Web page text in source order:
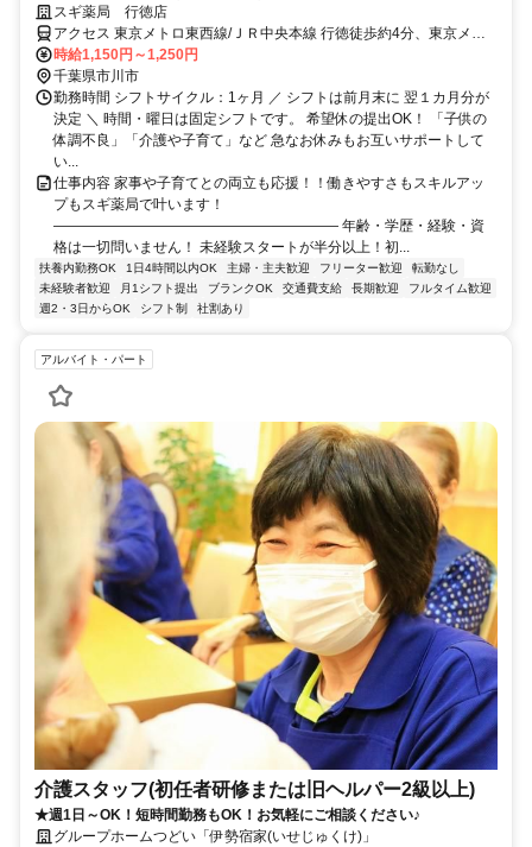
スギ薬局 行徳店
アクセス 東京メトロ東西線/ＪＲ中央本線 行徳徒歩約4分、東京メト
ロ東西線/ＪＲ中央本線 妙典北口徒歩約15分、東京メトロ東西線/ＪＲ
中央本線 南行徳北口徒歩約24分
時給1,150円～1,250円
千葉県市川市
勤務時間 シフトサイクル：1ヶ月 ／ シフトは前月末に 翌１カ月分が
決定 ＼ 時間・曜日は固定シフトです。 希望休の提出OK！ 「子供の
体調不良」「介護や子育て」など 急なお休みもお互いサポートして
い...
仕事内容 家事や子育てとの両立も応援！！働きやすさもスキルアッ
プもスギ薬局で叶います！
―――――――――――――――――――― 年齢・学歴・経験・資
格は一切問いません！ 未経験スタートが半分以上！初...
扶養内勤務OK 1日4時間以内OK 主婦・主夫歓迎 フリーター歓迎
転勤なし
未経験者歓迎
月1シフト提出 ブランクOK 交通費支給 長期歓迎
フルタイム歓迎
週2・3日からOK
シフト制 社割あり
アルバイト・パート
介護スタッフ(初任者研修または旧ヘルパー2級以上)
★週1日～OK！短時間勤務もOK！お気軽にご相談ください♪
グループホームつどい「伊勢宿家(いせじゅくけ)」